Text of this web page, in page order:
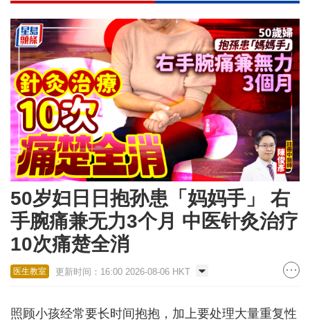
50岁妇日日抱孙患「妈妈手」 右
手腕痛兼无力3个月 中医针灸治疗
10次痛楚全消
医生教室 更新时间：16:00 2026-08-06 HKT
照顾小孩经常要长时间抱抱，加上要处理大量重复性